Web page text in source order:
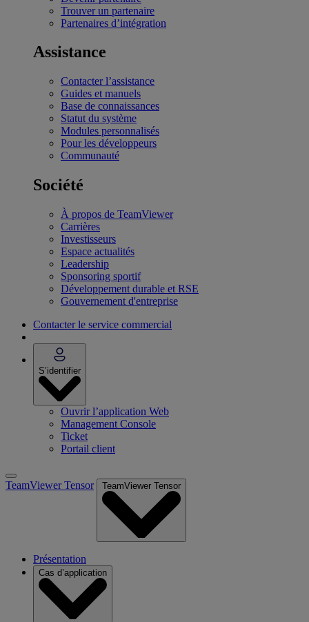
Trouver un partenaire
Partenaires d’intégration
Assistance
Contacter l’assistance
Guides et manuels
Base de connaissances
Statut du système
Modules personnalisés
Pour les développeurs
Communauté
Société
À propos de TeamViewer
Carrières
Investisseurs
Espace actualités
Leadership
Sponsoring sportif
Développement durable et RSE
Gouvernement d'entreprise
Contacter le service commercial
S’identifier
Ouvrir l’application Web
Management Console
Ticket
Portail client
TeamViewer Tensor TeamViewer Tensor
Présentation
Cas d’application